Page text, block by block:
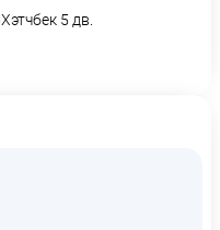
Хэтчбек 5 дв.